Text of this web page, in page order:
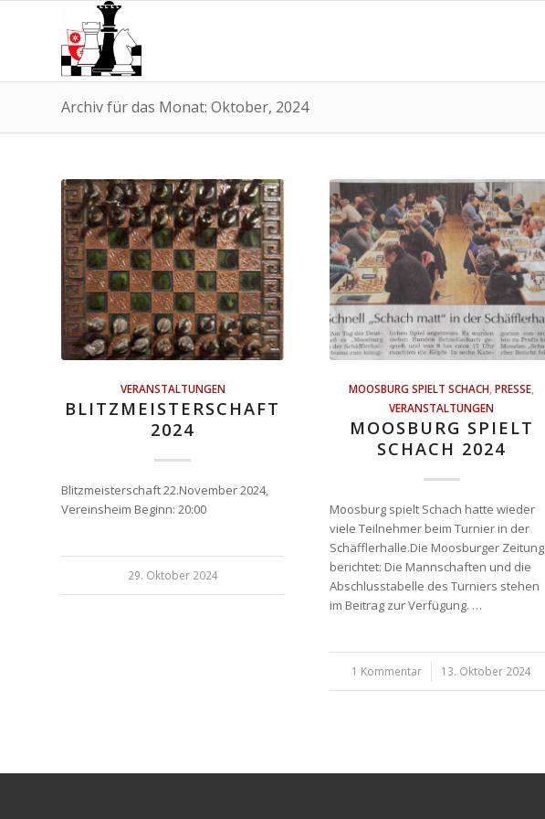
Archiv für das Monat: Oktober, 2024
VERANSTALTUNGEN
BLITZMEISTERSCHAFT
2024
Blitzmeisterschaft 22.November 2024,
Vereinsheim Beginn: 20:00
29. Oktober 2024
MOOSBURG SPIELT SCHACH ,PRESSE
VERANSTALTUNGEN
MOOSBURG SPIELT
SCHACH 2024
Moosburg spielt Schach hatte wieder
viele Teilnehmer beim Turnier in der
Schäfflerhalle.Die Moosburger Zeitung
berichtet: Die Mannschaften und die
Abschlusstabelle des Turniers stehen
im Beitrag zur Verfügung. …
1 Kommentar
/ 13. Oktober 2024